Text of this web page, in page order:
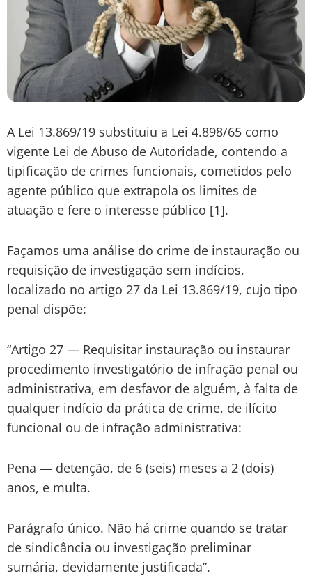
A Lei 13.869/19 substituiu a Lei 4.898/65 como
vigente Lei de Abuso de Autoridade, contendo a
tipificação de crimes funcionais, cometidos pelo
agente público que extrapola os limites de
atuação e fere o interesse público [1].
Façamos uma análise do crime de instauração ou
requisição de investigação sem indícios,
localizado no artigo 27 da Lei 13.869/19, cujo tipo
penal dispõe:
“Artigo 27 — Requisitar instauração ou instaurar
procedimento investigatório de infração penal ou
administrativa, em desfavor de alguém, à falta de
qualquer indício da prática de crime, de ilícito
funcional ou de infração administrativa:
Pena — detenção, de 6 (seis) meses a 2 (dois)
anos, e multa.
Parágrafo único. Não há crime quando se tratar
de sindicância ou investigação preliminar
sumária, devidamente justificada”.